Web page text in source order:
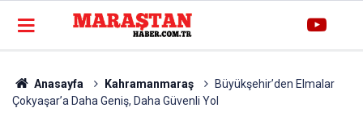
Anasayfa Kahramanmaraş
Büyükşehir’den Elmalar
Çokyaşar’a Daha Geniş, Daha Güvenli Yol